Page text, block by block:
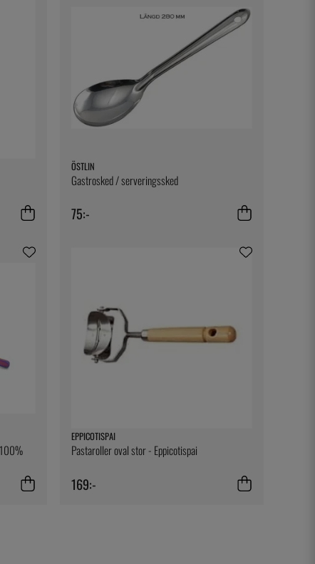
ÖSTLIN
Gastrosked / serveringssked
75:-
EPPICOTISPAI
Pastaroller oval stor - Eppicotispai
169:-